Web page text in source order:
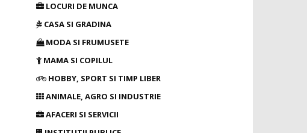
LOCURI DE MUNCA
CASA SI GRADINA
MODA SI FRUMUSETE
MAMA SI COPILUL
HOBBY, SPORT SI TIMP LIBER
ANIMALE, AGRO SI INDUSTRIE
AFACERI SI SERVICII